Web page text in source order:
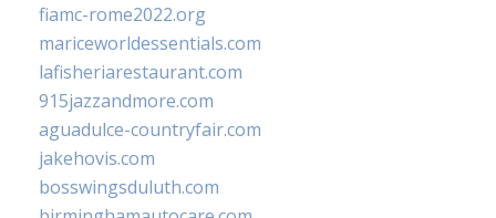
fiamc-rome2022.org
mariceworldessentials.com
lafisheriarestaurant.com
915jazzandmore.com
aguadulce-countryfair.com
jakehovis.com
bosswingsduluth.com